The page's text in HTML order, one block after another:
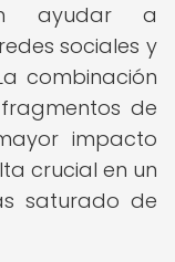
ayudar a
sociales y
combinación
de
impacto
crucial en un
saturado de